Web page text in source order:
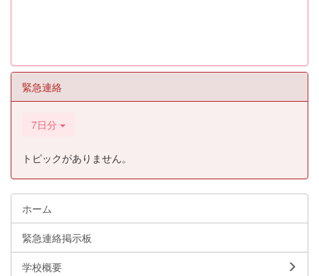
緊急連絡
7日分
トピックがありません。
ホーム
緊急連絡掲示板
学校概要